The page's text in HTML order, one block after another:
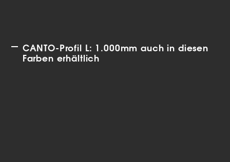
CANTO-Profil L: 1.000mm auch in diesen
Farben erhältlich